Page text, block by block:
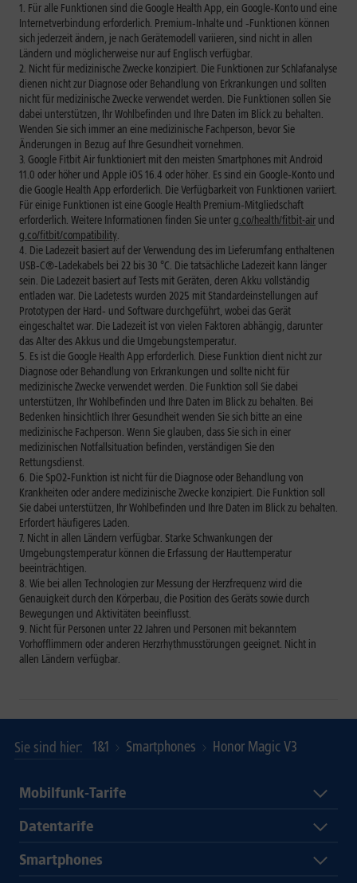
Für alle Funktionen sind die Google Health App, ein Google‑Konto und eine
Internetverbindung erforderlich. Premium‑Inhalte und ‑Funktionen können
sich jederzeit ändern, je nach Gerätemodell variieren, sind nicht in allen
Ländern und möglicherweise nur auf Englisch verfügbar.
Nicht für medizinische Zwecke konzipiert. Die Funktionen zur Schlafanalyse
dienen nicht zur Diagnose oder Behandlung von Erkrankungen und sollten
nicht für medizinische Zwecke verwendet werden. Die Funktionen sollen Sie
dabei unterstützen, Ihr Wohlbefinden und Ihre Daten im Blick zu behalten.
Wenden Sie sich immer an eine medizinische Fachperson, bevor Sie
Änderungen in Bezug auf Ihre Gesundheit vornehmen.
Google Fitbit Air funktioniert mit den meisten Smartphones mit Android
11.0 oder höher und Apple iOS 16.4 oder höher. Es sind ein Google‑Konto und
die Google Health App erforderlich. Die Verfügbarkeit von Funktionen variiert.
Für einige Funktionen ist eine Google Health Premium‑Mitgliedschaft
erforderlich. Weitere Informationen finden Sie unterg.co/health/fitbit-air und
g.co/fitbit/compatibility.
Die Ladezeit basiert auf der Verwendung des im Lieferumfang enthaltenen
USB‑C®‑Ladekabels bei 22 bis 30 °C. Die tatsächliche Ladezeit kann länger
sein. Die Ladezeit basiert auf Tests mit Geräten, deren Akku vollständig
entladen war. Die Ladetests wurden 2025 mit Standardeinstellungen auf
Prototypen der Hard‑ und Software durchgeführt, wobei das Gerät
eingeschaltet war. Die Ladezeit ist von vielen Faktoren abhängig, darunter
das Alter des Akkus und die Umgebungstemperatur.
Es ist die Google Health App erforderlich. Diese Funktion dient nicht zur
Diagnose oder Behandlung von Erkrankungen und sollte nicht für
medizinische Zwecke verwendet werden. Die Funktion soll Sie dabei
unterstützen, Ihr Wohlbefinden und Ihre Daten im Blick zu behalten. Bei
Bedenken hinsichtlich Ihrer Gesundheit wenden Sie sich bitte an eine
medizinische Fachperson. Wenn Sie glauben, dass Sie sich in einer
medizinischen Notfallsituation befinden, verständigen Sie den
Rettungsdienst.
Die SpO2‑Funktion ist nicht für die Diagnose oder Behandlung von
Krankheiten oder andere medizinische Zwecke konzipiert. Die Funktion soll
Sie dabei unterstützen, Ihr Wohlbefinden und Ihre Daten im Blick zu behalten.
Erfordert häufigeres Laden.
Nicht in allen Ländern verfügbar. Starke Schwankungen der
Umgebungstemperatur können die Erfassung der Hauttemperatur
beeinträchtigen.
Wie bei allen Technologien zur Messung der Herzfrequenz wird die
Genauigkeit durch den Körperbau, die Position des Geräts sowie durch
Bewegungen und Aktivitäten beeinflusst.
Nicht für Personen unter 22 Jahren und Personen mit bekanntem
Vorhofflimmern oder anderen Herzrhythmusstörungen geeignet. Nicht in
allen Ländern verfügbar.
Sie sind hier 1&1 Smartphones Honor Magic V3
Mobilfunk-Tarife
Datentarife
Smartphones